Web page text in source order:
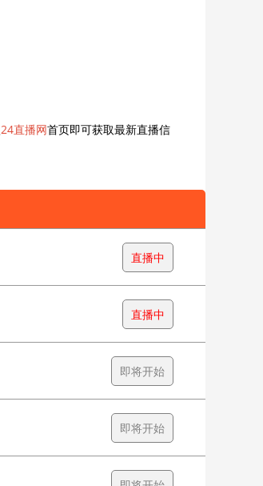
24直播网首页即可获取最新直播信
直播中
直播中
即将开始
即将开始